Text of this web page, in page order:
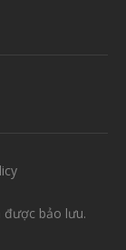
được bảo lưu.